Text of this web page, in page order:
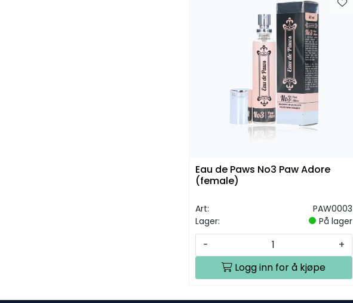
Eau de Paws No3 Paw Adore
(female)
Art:
PAW0003
Lager:
På lager
-
+
Logg inn for å kjøpe